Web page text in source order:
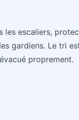
les escaliers,
gardiens. Le tri
proprement.